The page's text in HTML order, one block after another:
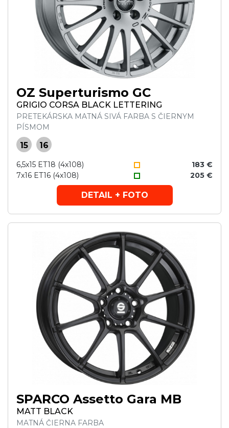
OZ Superturismo GC
GRIGIO CORSA BLACK LETTERING
PRETEKÁRSKA MATNÁ SIVÁ FARBA S ČIERNYM
PÍSMOM
15 16
6,5x15 ET18 (4x108)
183 €
7x16 ET16 (4x108)
205 €
DETAIL + FOTO
SPARCO Assetto Gara MB
MATT BLACK
MATNÁ ČIERNA FARBA